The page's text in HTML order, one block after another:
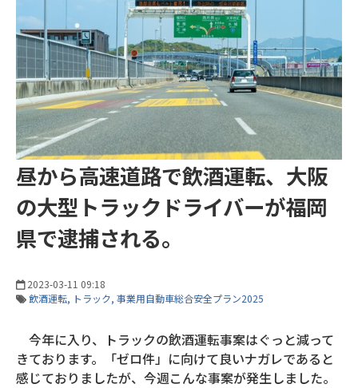
昼から高速道路で飲酒運転、大阪
の大型トラックドライバーが福岡
県で逮捕される。
2023-03-11 09:18
飲酒運転 トラック 事業用自動車総合安全プラン2025
今年に入り、トラックの飲酒運転事案はぐっと減って
きております。「ゼロ件」に向けて良いナガレであると
感じておりましたが、今週こんな事案が発生しました。